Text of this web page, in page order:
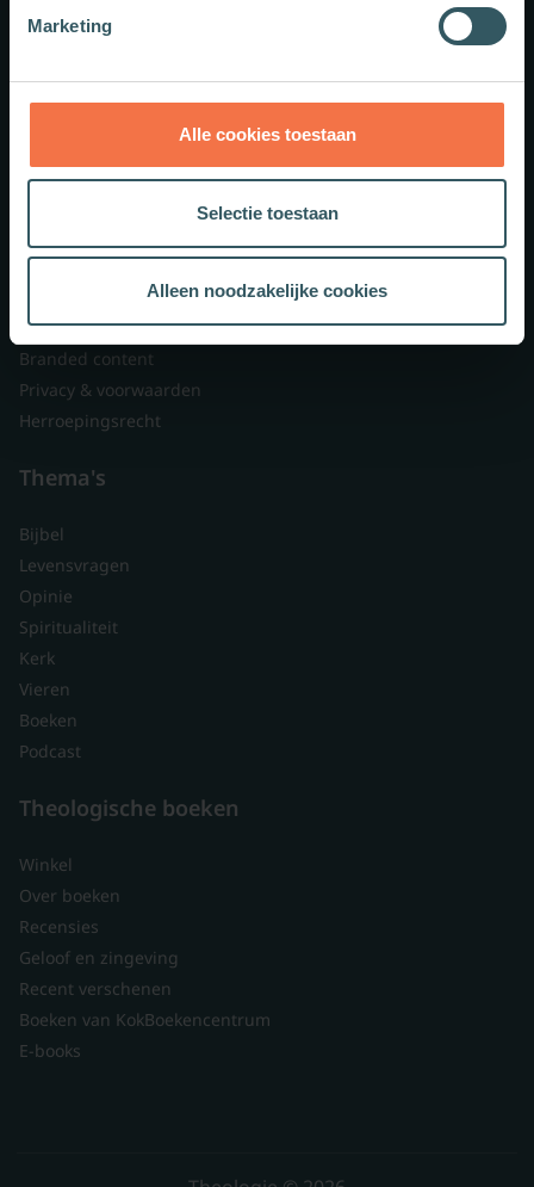
Marketing
Alle cookies toestaan
Selectie toestaan
Alleen noodzakelijke cookies
Nieuwsbrieven
Veelgestelde vragen
Contact
Branded content
Privacy & voorwaarden
Herroepingsrecht
Thema's
Bijbel
Levensvragen
Opinie
Spiritualiteit
Kerk
Vieren
Boeken
Podcast
Theologische boeken
Winkel
Over boeken
Recensies
Geloof en zingeving
Recent verschenen
Boeken van KokBoekencentrum
E-books